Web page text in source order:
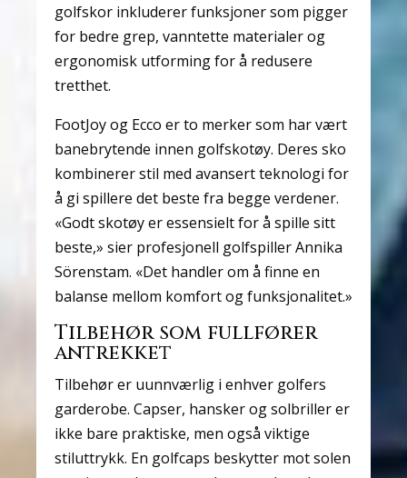
golfskor inkluderer funksjoner som pigger
for bedre grep, vanntette materialer og
ergonomisk utforming for å redusere
tretthet.
FootJoy og Ecco er to merker som har vært
banebrytende innen golfskotøy. Deres sko
kombinerer stil med avansert teknologi for
å gi spillere det beste fra begge verdener.
«Godt skotøy er essensielt for å spille sitt
beste,» sier profesjonell golfspiller Annika
Sörenstam. «Det handler om å finne en
balanse mellom komfort og funksjonalitet.»
Tilbehør som fullfører
antrekket
Tilbehør er uunnværlig i enhver golfers
garderobe. Capser, hansker og solbriller er
ikke bare praktiske, men også viktige
stiluttrykk. En golfcaps beskytter mot solen